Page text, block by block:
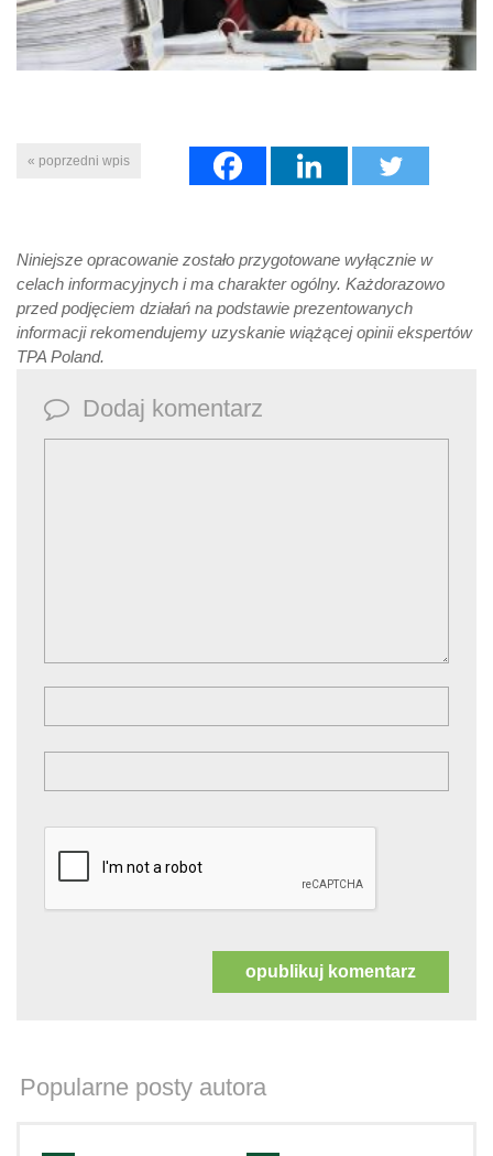
« poprzedni wpis
Niniejsze opracowanie zostało przygotowane wyłącznie w
celach informacyjnych i ma charakter ogólny. Każdorazowo
przed podjęciem działań na podstawie prezentowanych
informacji rekomendujemy uzyskanie wiążącej opinii ekspertów
TPA Poland.
Dodaj komentarz
Popularne posty autora